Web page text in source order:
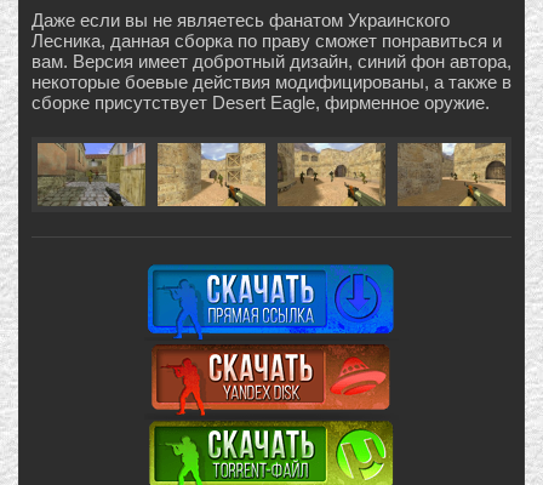
Даже если вы не являетесь фанатом Украинского
Лесника, данная сборка по праву сможет понравиться и
вам. Версия имеет добротный дизайн, синий фон автора,
некоторые боевые действия модифицированы, а также в
сборке присутствует Desert Eagle, фирменное оружие.